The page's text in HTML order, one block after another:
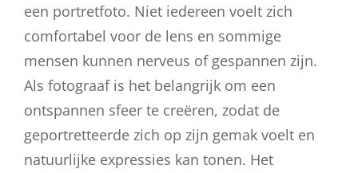
een portretfoto. Niet iedereen voelt zich
comfortabel voor de lens en sommige
mensen kunnen nerveus of gespannen zijn.
Als fotograaf is het belangrijk om een
ontspannen sfeer te creëren, zodat de
geportretteerde zich op zijn gemak voelt en
natuurlijke expressies kan tonen. Het